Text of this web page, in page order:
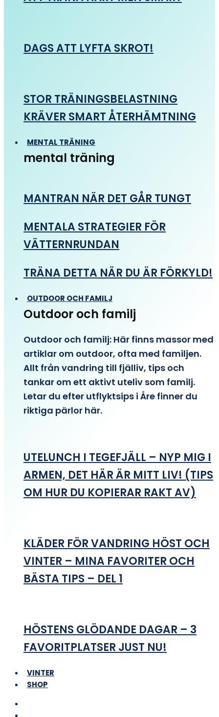
DAGS ATT LYFTA SKROT!
STOR TRÄNINGSBELASTNING
KRÄVER SMART ÅTERHÄMTNING
MENTAL TRÄNING
mental träning
MANTRAN NÄR DET GÅR TUNGT
MENTALA STRATEGIER FÖR
VÄTTERNRUNDAN
TRÄNA DETTA NÄR DU ÄR FÖRKYLD!
OUTDOOR OCH FAMILJ
Outdoor och familj
Outdoor och familj: Här finns massor med
artiklar om outdoor, ofta med familjen.
Allt från vandring till fjälliv, tips och
tankar om ett aktivt uteliv som familj.
Letar du efter utflyktsips i Åre finner du
riktiga pärlor här.
UTELUNCH I TEGEFJÄLL – NYP MIG I
ARMEN, DET HÄR ÄR MITT LIV! (TIPS
OM HUR DU KOPIERAR RAKT AV)
KLÄDER FÖR VANDRING HÖST OCH
VINTER – MINA FAVORITER OCH
BÄSTA TIPS – DEL 1
HÖSTENS GLÖDANDE DAGAR – 3
FAVORITPLATSER JUST NU!
VINTER
SHOP